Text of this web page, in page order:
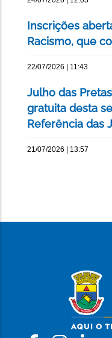
Inscrições
Racismo, que
22/07/2026 | 11:43
Julho das
gratuita desta
Referência das
21/07/2026 | 13:57